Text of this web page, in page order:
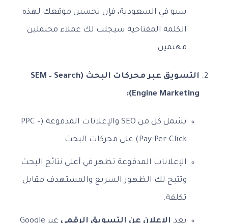
سيو في السعودية، فإن تحسين موقعك لهذه
الكلمة المفتاحية سيجلب لك عملاء محتملين
مهتمين.
التسويق عبر محركات البحث (SEM – Search
Engine Marketing):
يشمل كل من SEO والإعلانات المدفوعة (PPC –
Pay-Per-Click) على محركات البحث.
الإعلانات المدفوعة تظهر في أعلى نتائج البحث
وتتيح لك الظهور السريع والمستهدف مقابل
تكلفة.
يعد الإعلان عن التسويق الرقمي عبر Google